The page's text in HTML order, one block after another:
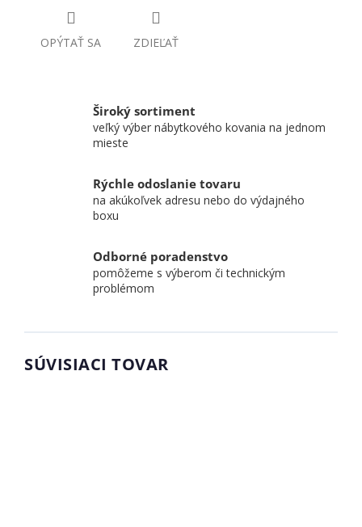
OPÝTAŤ SA ZDIEĽAŤ
Široký sortiment
veľký výber nábytkového kovania na jednom
mieste
Rýchle odoslanie tovaru
na akúkoľvek adresu nebo do výdajného
boxu
Odborné poradenstvo
pomôžeme s výberom či technickým
problémom
SÚVISIACI TOVAR